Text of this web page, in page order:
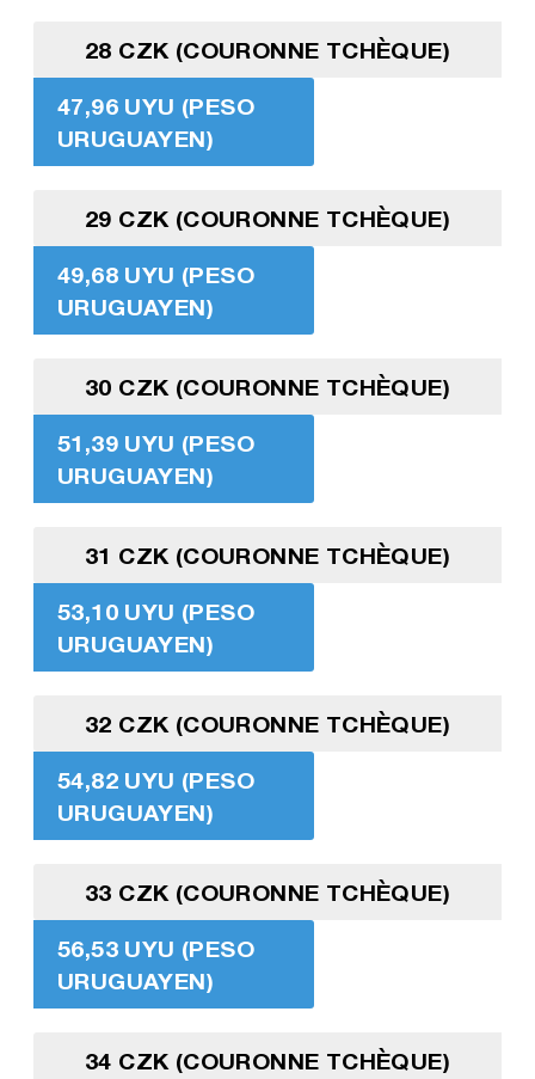
28 CZK (COURONNE TCHÈQUE)
47,96 UYU (PESO
URUGUAYEN)
29 CZK (COURONNE TCHÈQUE)
49,68 UYU (PESO
URUGUAYEN)
30 CZK (COURONNE TCHÈQUE)
51,39 UYU (PESO
URUGUAYEN)
31 CZK (COURONNE TCHÈQUE)
53,10 UYU (PESO
URUGUAYEN)
32 CZK (COURONNE TCHÈQUE)
54,82 UYU (PESO
URUGUAYEN)
33 CZK (COURONNE TCHÈQUE)
56,53 UYU (PESO
URUGUAYEN)
34 CZK (COURONNE TCHÈQUE)